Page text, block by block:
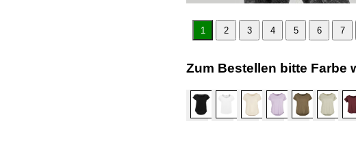
1 2 3 4 5 6 7
Zum Bestellen bitte Farbe